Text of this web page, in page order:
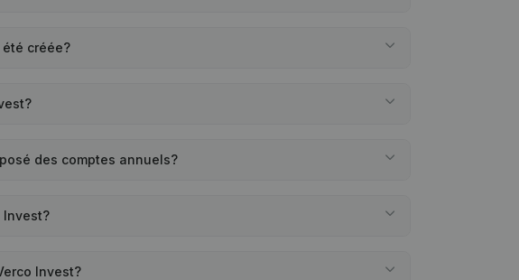
créée?
des comptes annuels?
Invest?
Invest?